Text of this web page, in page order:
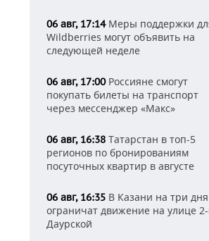
06 авг, 17:14Меры поддержки
Wildberries могут объявить на
следующей неделе
06 авг, 17:00Россияне смогут
покупать билеты на транспорт
через мессенджер «Макс»
06 авг, 16:38 Татарстан в топ-5
регионов по бронированиям
посуточных квартир в августе
06 авг, 16:35 В Казани на три дня
ограничат движение на улице
Даурской